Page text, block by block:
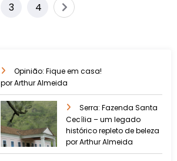
3 4
Opinião: Fique em casa!
por Arthur Almeida
Serra: Fazenda Santa
Cecília – um legado
histórico repleto de beleza
por Arthur Almeida